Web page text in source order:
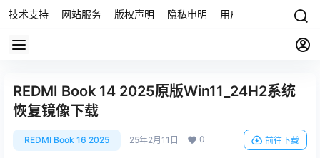
技术支持 网站服务 版权声明 隐私申明 用户协议 联系我们
REDMI Book 14 2025原版Win11_24H2系统
恢复镜像下载
REDMI Book 16 2025 25年2月11日 0 前往下载